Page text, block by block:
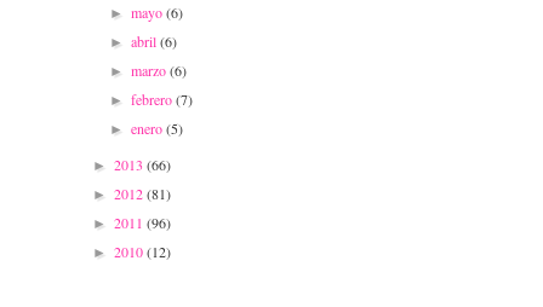
►mayo(6)
►abril(6)
►marzo(6)
►febrero(7)
►enero(5)
► 2013 (66)
► 2012(81)
► 2011 (96)
► 2010(12)